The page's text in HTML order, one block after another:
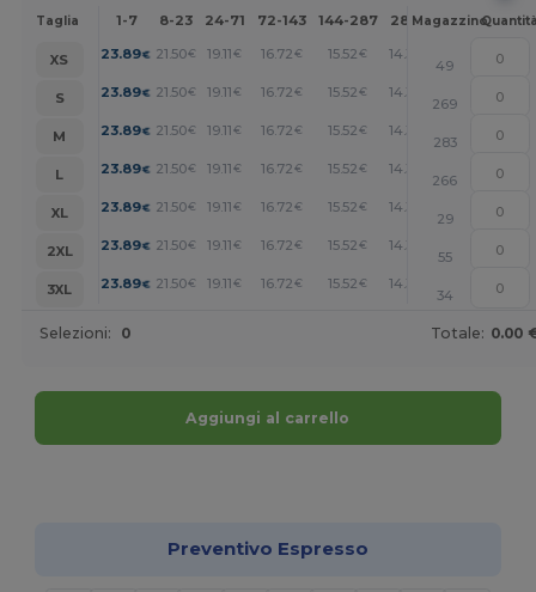
Taglia 1-7 8-23 24-71 72-143 144-287 288 + Altri
Magazzino
XS 23.89€ 21.50€ 19.11 € 16.72€ 15.52 € 14.34 +
49
S
23.89€ 21.50€ 19.11 € 16.72€ 15.52 € 14.34 +
269
M
23.89€ 21.50€ 19.11 € 16.72€ 15.52 € 14.34 +
283
L
23.89€ 21.50€ 19.11 € 16.72€ 15.52 € 14.34 +
266
XL
23.89€ 21.50€ 19.11 € 16.72€ 15.52 € 14.34 +
29
2XL
23.89€ 21.50€ 19.11 € 16.72€ 15.52 € 14.34 +
55
3XL
23.89€ 21.50€ 19.11 € 16.72€ 15.52 € 14.34
34
Selezioni: 0 Totale: 0.00
Aggiungi al carrello
Preventivo Espresso